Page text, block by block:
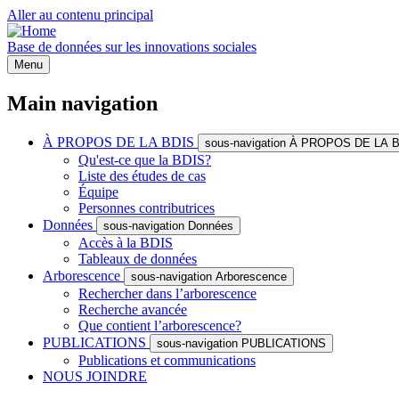
Aller au contenu principal
Base de données sur les innovations sociales
Menu
Main navigation
À PROPOS DE LA BDIS sous-navigation À PROPOS DE LA
Qu'est-ce que la BDIS?
Liste des études de cas
Équipe
Personnes contributrices
Données
sous-navigation Données
Accès à la BDIS
Tableaux de données
Arborescence
sous-navigation Arborescence
Rechercher dans l’arborescence
Recherche avancée
Que contient l’arborescence?
PUBLICATIONS
sous-navigation PUBLICATIONS
Publications et communications
NOUS JOINDRE